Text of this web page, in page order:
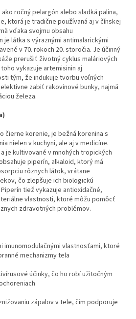
ročný pelargón alebo sladká palina,
ktorá je tradične používaná aj v čínskej
vďaka svojmu obsahu
je látka s výraznými antimalarickými
v 70. rokoch 20. storočia. Je účinný
prerušiť životný cyklus maláriových
vykazuje artemisinin aj
tým, že indukuje tvorbu voľných
zabiť rakovinové bunky, najmä
železa.
čierne korenie, je bežná korenina s
nielen v kuchyni, ale aj v medicíne.
je kultivované v mnohých tropických
piperín, alkaloid, ktorý má
rôznych látok, vrátane
čo zlepšuje ich biologickú
tiež vykazuje antioxidačné,
vlastnosti, ktoré môžu pomôcť
zdravotných problémov.
imunomodulačnými vlastnosťami, ktoré
mechanizmy tela
účinky, čo ho robí užitočným
zápalov v tele, čím podporuje